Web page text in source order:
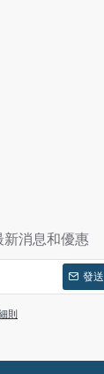
消息和優惠
發送
則